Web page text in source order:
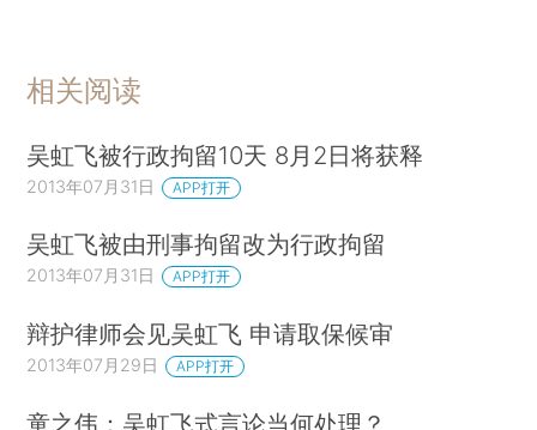
相关阅读
吴虹飞被行政拘留10天 8月2日将获释
2013年07月31日 APP打开
吴虹飞被由刑事拘留改为行政拘留
2013年07月31日 APP打开
辩护律师会见吴虹飞 申请取保候审
2013年07月29日 APP打开
童之伟：吴虹飞式言论当何处理？